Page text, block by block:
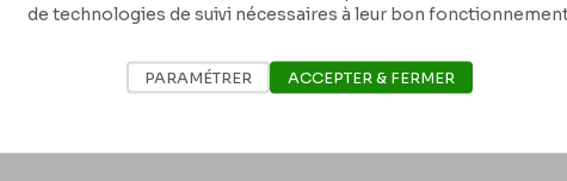
de technologies de suivi nécessaires à leur bon
PARAMÉTRER ACCEPTER & FERMER